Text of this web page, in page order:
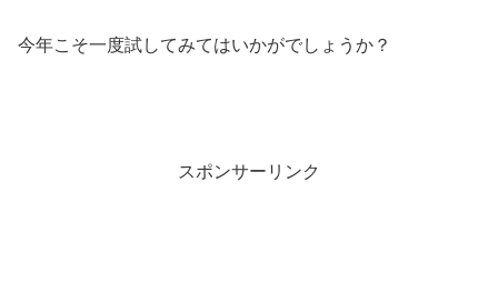
今年こそ一度試してみてはいかがでしょうか？
スポンサーリンク